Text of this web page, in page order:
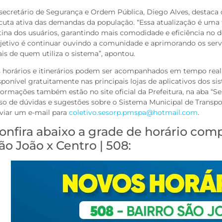
de Segurança e Ordem Pública, Diego Alves,
ativa das demandas da população. “Essa atualização é
dos usuários, garantindo mais comodidade e eficiência no
é continuar ouvindo a comunidade e aprimorando os
de quem utiliza o sistema”, apontou.
horários e itinerários podem ser acompanhados em tempo
gratuitamente nas principais lojas de aplicativos dos
também estão no site oficial da Prefeitura, na aba
de dúvidas e sugestões sobre o Sistema Municipal de
um e-mail paracoletivo.sesorp.pmspa@hotmail.com.
abaixo a grade de horário
João x Centro | 508: